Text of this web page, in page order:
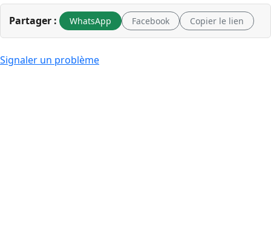
Partager : WhatsApp Facebook Copier le lien
Signaler un problème